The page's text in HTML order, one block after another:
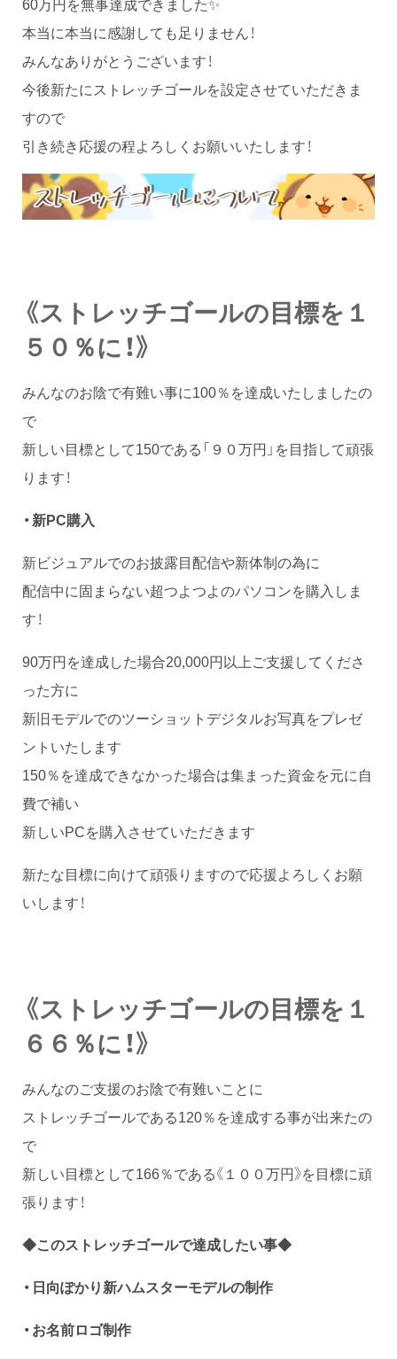
本当に本当に感謝しても足りません！
みんなありがとうございます！
今後新たにストレッチゴールを設定させていただきま
すので
引き続き応援の程よろしくお願いいたします！
《ストレッチゴールの目標を１
５０％に！》
みんなのお陰で有難い事に100％を達成いたしましたの
で
新しい目標として150である「９０万円」を目指して頑張
ります！
・新PC購入
新ビジュアルでのお披露目配信や新体制の為に
配信中に固まらない超つよつよのパソコンを購入しま
す！
90万円を達成した場合20,000円以上ご支援してくださ
った方に
新旧モデルでのツーショットデジタルお写真をプレゼ
ントいたします
150％を達成できなかった場合は集まった資金を元に自
費で補い
新しいPCを購入させていただきます
新たな目標に向けて頑張りますので応援よろしくお願
いします！
《ストレッチゴールの目標を１
６６％に！》
みんなのご支援のお陰で有難いことに
ストレッチゴールである120％を達成する事が出来たの
で
新しい目標として166％である《１００万円》を目標に頑
張ります！
◆このストレッチゴールで達成したい事◆
・日向ぽかり新ハムスターモデルの制作
・お名前ロゴ制作